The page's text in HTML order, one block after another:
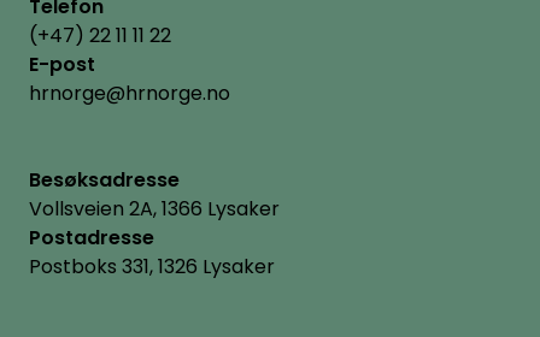
Telefon
(+47) 22 11 11 22
E-post
hrnorge@hrnorge.no
Besøksadresse
Vollsveien 2A, 1366 Lysaker
Postadresse
Postboks 331, 1326 Lysaker